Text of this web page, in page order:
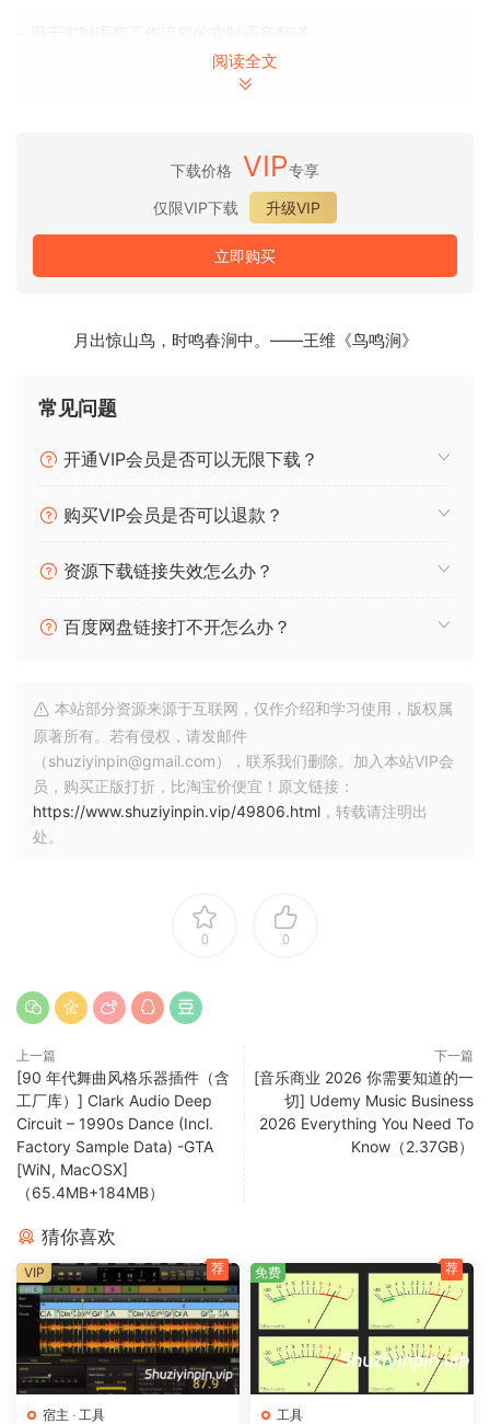
– 使用本地管理模型进行 AI 语音生成
实现个性化语音输出
– 降噪功能以获得更清晰的参考和实时输入
– 集成 OBS 字幕以用于流媒体工作流程
– 用于音频路由和设备配置的设置向导
– 默认本地优先处理和存储
Vox Shift is a Windows app for real-time voice translation
translates speech, generates translated voice output, and
other live workflows. The app includes local setup
monitor output, a soundboard, model preparation checks,
subtitles, settings, logs, and soundboard files are
To send translated audio into other applications, a virtual
audio device such as VB-Audio VB-CABLE may be
required. The Microsoft Store version does not bundle VB-
CABLE or any third-party driver installer. Users should
review the official VB-Audio licensing terms before
We have enabled the generative AI declaration in Partner
Center. Vox Shift uses generative AI to transcribe user-
translated voice/audio output. The Store listing metadata
discloses this AI usage, and users can report inappropriate
generated output or concerns via the support contact
listed in the Store listing.
Features:
– Real-time speech translation for live voice workflows
– AI voice generation using locally managed models
– Reference voice recording for personalized voice output
– Monitor output for checking generated audio before
routing
– Soundboard playback for saved audio clips
– Noise cancellation for cleaner reference and live input
– OBS subtitle integration for streaming workflows
– Model preparation and readiness checks
阅读全文
下载价格 VIP专享
仅限VIP下载
升级VIP
立即购买
月出惊山鸟，时鸣春涧中。——王维《鸟鸣涧》
常见问题
开通VIP会员是否可以无限下载？
购买VIP会员是否可以退款？
资源下载链接失效怎么办？
百度网盘链接打不开怎么办？
本站部分资源来源于互联网，仅作介绍和学习使用，版权属
原著所有。若有侵权，请发邮件
（shuziyinpin@gmail.com），联系我们删除。加入本站VIP会
员，购买正版打折，比淘宝价便宜！原文链接：
https://www.shuziyinpin.vip/49806.html ，转载请注明出
处。
0 0
上一篇
[90 年代舞曲风格乐器插件（含
工厂库）] Clark Audio Deep
Circuit – 1990s Dance (Incl.
Factory Sample Data) -GTA
[WiN, MacOSX]
（65.4MB+184MB）
下一篇
[音乐商业 2026 你需要知道的一
切] Udemy Music Business
2026 Everything You Need To
Know（2.37GB）
猜你喜欢
宿主 · 工具
VIP 荐
工具
免费 荐